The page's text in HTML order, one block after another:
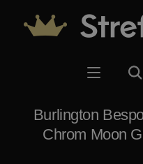
Burlington
Chrom Moon